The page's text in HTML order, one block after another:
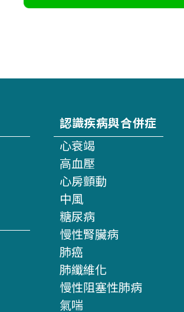
認識疾病與合併症
心衰竭
高血壓
心房顫動
中風
糖尿病
慢性腎臟病
肺癌
肺纖維化
慢性阻塞性肺病
氣喘